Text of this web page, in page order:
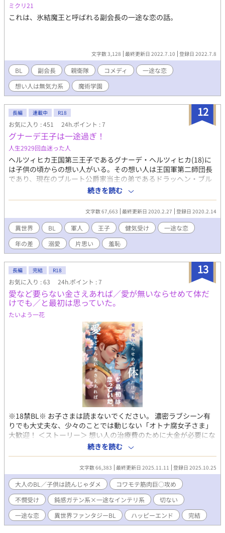
ミクリ21
これは、氷結魔王と呼ばれる副会長の一途な恋の話。
文字数 3,128 最終更新日 2022.7.10 登録日 2022.7.8
BL 副会長 親衛隊 コメディ
一途な恋
想い人は無気力系
魔術学園
12
長編 連載中 R18
お気に入り : 451 24h.ポイント : 7
グナーデ王子は一途過ぎ！
人生2929回血迷った人
ヘルツィヒカ王国第三王子であるグナーデ・ヘルツィヒカ(18)に
は子供の頃からの想い人がいる。その想い人は王国軍第二師団長
であり、現在のブルート公爵家当主の弟であるドラッヘン・ブル
ート。ドラッヘンに近づくためグナーデは王国軍に入団するが、
彼には好きな人がいてその人は自分の双子の姉であるメルツェス
だという。それでも諦めきれないグナーデは必死にアピールを開
始するが──────── 第二師団長(31歳)×第二師団所属の第
三王子(18歳) 第三王子グナーデの片思い一途健気受けからの最終
的に溺愛攻めの予定です。 ※ムーンライトノベルズ様でも投稿さ
せて頂いております。 ※予告無く性描写が入ります。というか、
1話目の冒頭からそうです。
続きを読む
文字数 67,663 最終更新日 2020.2.27 登録日 2020.2.14
異世界 BL 軍人 王子 健気受け
一途な恋
年の差
溺愛 片思い 羞恥
13
長編 完結 R18
お気に入り : 63 24h.ポイント : 7
愛など要らない金さえあれば／愛が無いならせめて体だ
けでも／と最初は思っていた。
たいよう一花
※18禁BL※ お子さまは読まないでください。 濃密ラブシーン有
りでも大丈夫な、少々のことでは動じない「オトナ腐女子さま」
大歓迎！ ＜ストーリー＞ 想い人の治療費のために大金が必要にな
ったグレイは、魔道具師のレネから高額報酬の契約結婚を持ち掛
けられ、すぐさま契約を結んだ。 レネが持ち掛けた契約とは、性
行為で用いる淫靡な魔道具製品を二人でテストすること。 愛のな
い結婚で夜ごとレネを抱くことになったグレイだが、彼は知らな
かった。初対面だと思っていたレネが、実は長年グレイに対して
片想いをし続けてきたことを。 ・女性の存在がなく、男性だけが
存在する世界。 ・植物や動物と違い、人類は雄しかいないため、
男同士で結婚することはごく当たり前。 ・この世界では性行為と
生殖に直接的な因果関係はなく、妊娠出産という過程はありませ
続きを読む
文字数 66,383 最終更新日 2025.11.11 登録日 2025.10.25
大人のBL／子供は読んじゃダメ
コワモテ筋肉巨○攻め
不憫受け
鈍感ガテン系×一途なインテリ系
切ない
一途な恋
異世界ファンタジーBL ハッピーエンド 完結